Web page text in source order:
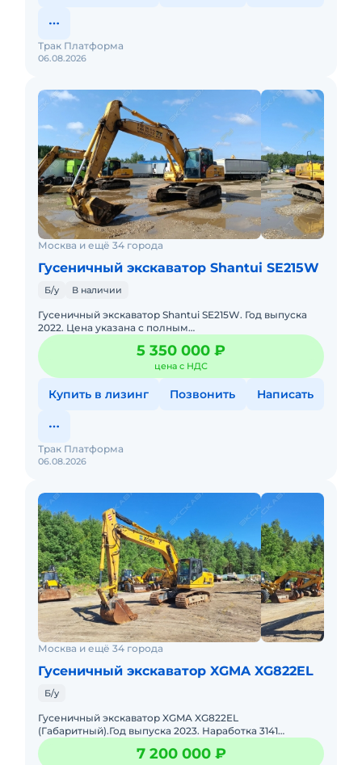
06.08.2026
Трак Платформа
Москва и ещё 34 города
Гусеничный экскаватор Shantui SE215W
Б/у В наличии
Гусеничный экскаватор Shantui SE215W. Год выпуска
2022. Цена указана с полным
НДС.Характеристики:Наработка: 5 374 м/чМодель
двигателя: Weichai WP6H Мощность: 12
5 350 000 ₽
цена с НДС
Купить в лизинг Позвонить Написать
06.08.2026
Трак Платформа
Москва и ещё 34 города
Гусеничный экскаватор XGMA XG822EL
Б/у
Гусеничный экскаватор XGMA XG822EL
(Габаритный).Год выпуска 2023. Наработка 3141
моточасов. Эксплуатационные характеристики:Объём
ковша (м3) - 1,0 Ширина траков
7 200 000 ₽